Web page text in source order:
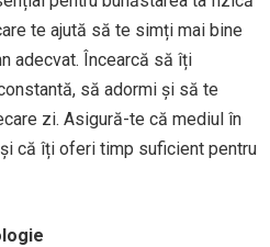
te ajută să te simți mai bine
adecvat. Încearcă să îți
să adormi și să te
zi. Asigură-te că mediul în
că îți oferi timp suficient pentru